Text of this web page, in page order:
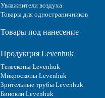
Увлажнители воздуха
Товары для одностраничников
Товары под нанесение
Продукция Levenhuk
Телескопы Levenhuk
Микроскопы Levenhuk
Зрительные трубы Levenhuk
Бинокли Levenhuk